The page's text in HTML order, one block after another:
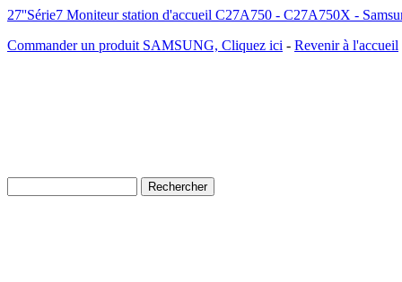
27''Série7 Moniteur station d'accueil C27A750 - C27A750X -
Commander un produit SAMSUNG, Cliquez ici - Revenir à l'accueil